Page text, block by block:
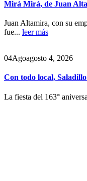
Mirá Mirá, de Juan
Juan Altamira, con su
fue... leer más
04Agoagosto 4, 2026
Con todo local,
La fiesta del 163°